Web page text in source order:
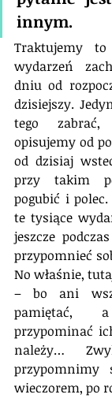
innym.
Traktujemy
wydarzeń
dniu od
dzisiejszy.
tego
opisujemy od
od dzisiaj
przy takim
pogubić i
te tysiące
jeszcze
przypomnieć
No właśnie,
– bo ani
pamiętać,
przypominać
należy…
wieczorem, po